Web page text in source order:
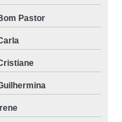
Pastor